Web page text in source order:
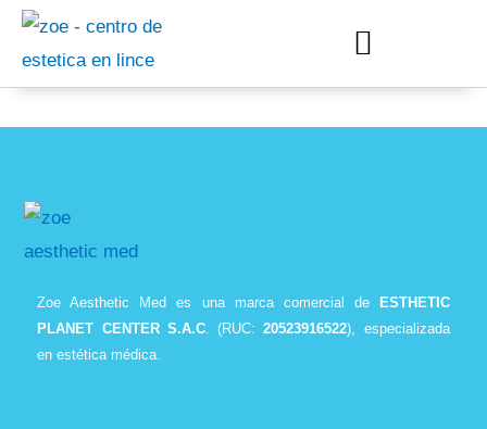
Zoe Aesthetic Med es una marca comercial de ESTHETIC
PLANET CENTER S.A.C. (RUC:20523916522), especializada
en estética médica.